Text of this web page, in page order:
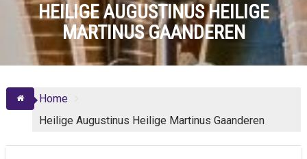
HEILIGE AUGUSTINUS HEILIGE
MARTINUS GAANDEREN
Home
Heilige Augustinus Heilige Martinus Gaanderen